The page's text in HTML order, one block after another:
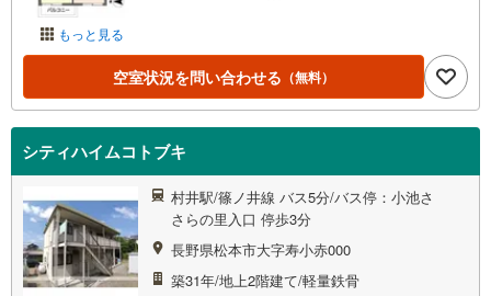
もっと見る
空室状況を問い合わせる （無料）
シティハイムコトブキ
村井駅/篠ノ井線 バス5分/バス停：小池さ
さらの里入口 停歩3分
長野県松本市大字寿小赤000
築31年/地上2階建て/軽量鉄骨